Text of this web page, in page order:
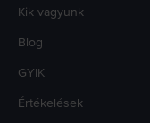
Kik vagyunk
Blog
GYIK
Értékelések